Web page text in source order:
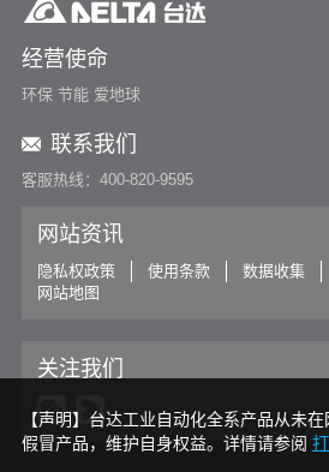
经营使命
环保 节能 爱地球
联系我们
客服热线：400-820-9595
网站资讯
隐私权政策 使用条款 数据收集
网站地图
关注我们
【声明】台达工业自动化全系产品从未
假冒产品，维护自身权益。详情请参阅